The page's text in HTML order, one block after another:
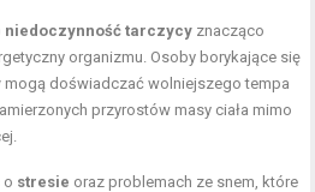
niedoczynność tarczycy znacząco
organizmu. Osoby borykające się
mogą doświadczać wolniejszego tempa
przyrostów masy ciała mimo
o stresie oraz problemach ze snem, które